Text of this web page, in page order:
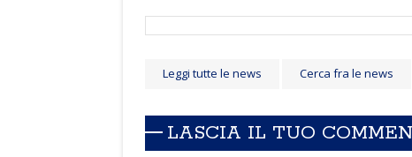
Leggi tutte le news Cerca fra le news
LASCIA IL TUO